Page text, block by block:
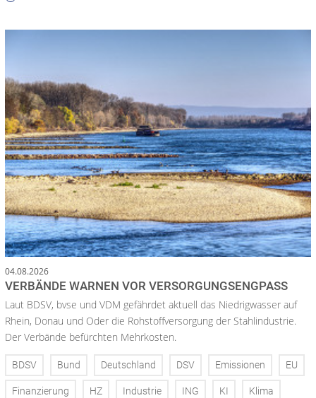
04.08.2026
VERBÄNDE WARNEN VOR VERSORGUNGSENGPASS
Laut BDSV, bvse und VDM gefährdet aktuell das Niedrigwasser auf
Rhein, Donau und Oder die Rohstoffversorgung der Stahlindustrie.
Der Verbände befürchten Mehrkosten.
BDSV Bund Deutschland DSV Emissionen EU
Finanzierung HZ Industrie ING KI Klima